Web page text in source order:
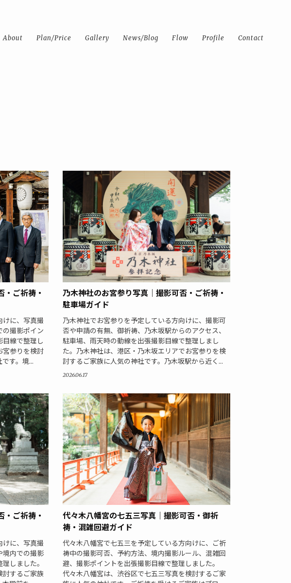
About Plan/Price Gallery News/Blog Flow Profile Contact
・ご祈祷・
けに、写真撮
の撮影ポイン
目線で整理し
宮参りを検討
す。境...
乃木神社のお宮参り写真｜撮影可否・ご祈祷・
駐車場ガイド
乃木神社でお宮参りを予定している方向けに、撮影可
否や申請の有無、御祈祷、乃木坂駅からのアクセス、
駐車場、雨天時の動線を出張撮影目線で整理しまし
た。乃木神社は、港区・乃木坂エリアでお宮参りを検
討するご家族に人気の神社です。乃木坂駅から近く...
2026.06.17
・ご祈祷・
けに、写真撮
境内での撮影
しました。
討するご家族
代々木八幡宮の七五三写真｜撮影可否・御祈
祷・混雑回避ガイド
代々木八幡宮で七五三を予定している方向けに、ご祈
祷中の撮影可否、予約方法、境内撮影ルール、混雑回
避、撮影ポイントを出張撮影目線で整理しました。
代々木八幡宮は、渋谷区で七五三写真を検討するご家